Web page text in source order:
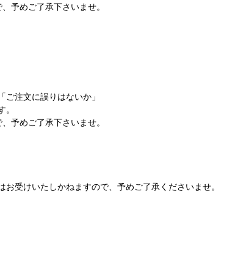
予めご了承下さいませ。
注文に誤りはないか」
予めご了承下さいませ。
受けいたしかねますので、予めご了承くださいませ。